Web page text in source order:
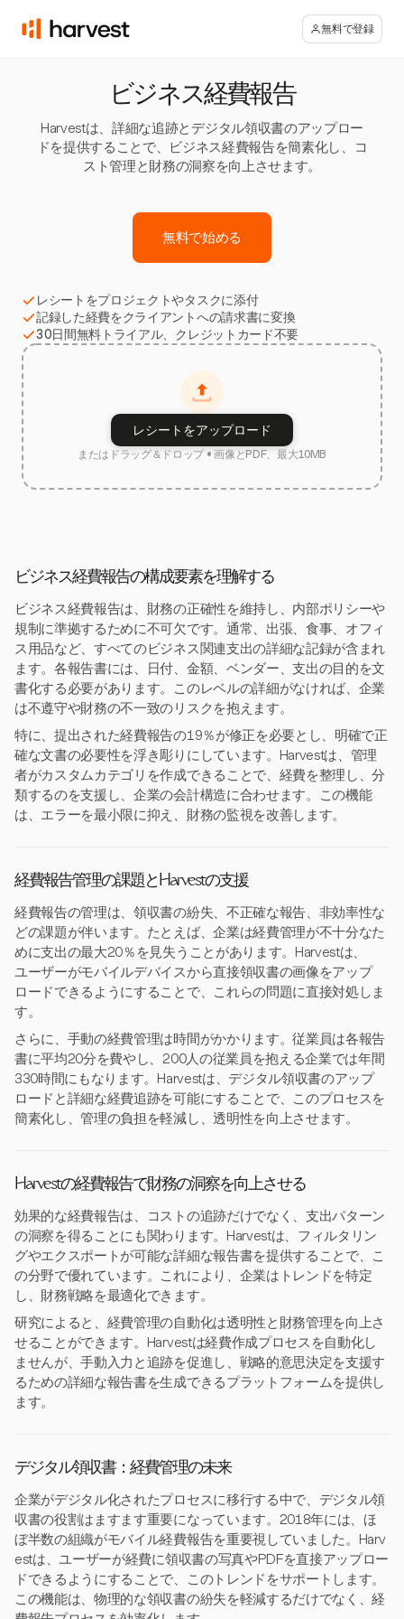
無料で登録
ビジネス経費報告
Harvestは、詳細な追跡とデジタル領収書のアップロー
ドを提供することで、ビジネス経費報告を簡素化し、コ
スト管理と財務の洞察を向上させます。
無料で始める
レシートをプロジェクトやタスクに添付
記録した経費をクライアントへの請求書に変換
30日間無料トライアル、クレジットカード不要
レシートをアップロード
またはドラッグ＆ドロップ • 画像とPDF、最大10MB
ビジネス経費報告の構成要素を理解する
ビジネス経費報告は、財務の正確性を維持し、内部ポリシーや
規制に準拠するために不可欠です。通常、出張、食事、オフィ
ス用品など、すべてのビジネス関連支出の詳細な記録が含まれ
ます。各報告書には、日付、金額、ベンダー、支出の目的を文
書化する必要があります。このレベルの詳細がなければ、企業
は不遵守や財務の不一致のリスクを抱えます。
特に、提出された経費報告の19％が修正を必要とし、明確で正
確な文書の必要性を浮き彫りにしています。Harvestは、管理
者がカスタムカテゴリを作成できることで、経費を整理し、分
類するのを支援し、企業の会計構造に合わせます。この機能
は、エラーを最小限に抑え、財務の監視を改善します。
経費報告管理の課題とHarvestの支援
経費報告の管理は、領収書の紛失、不正確な報告、非効率性な
どの課題が伴います。たとえば、企業は経費管理が不十分なた
めに支出の最大20％を見失うことがあります。Harvestは、
ユーザーがモバイルデバイスから直接領収書の画像をアップ
ロードできるようにすることで、これらの問題に直接対処しま
す。
さらに、手動の経費管理は時間がかかります。従業員は各報告
書に平均20分を費やし、200人の従業員を抱える企業では年間
330時間にもなります。Harvestは、デジタル領収書のアップ
ロードと詳細な経費追跡を可能にすることで、このプロセスを
簡素化し、管理の負担を軽減し、透明性を向上させます。
Harvestの経費報告で財務の洞察を向上させる
効果的な経費報告は、コストの追跡だけでなく、支出パターン
の洞察を得ることにも関わります。Harvestは、フィルタリン
グやエクスポートが可能な詳細な報告書を提供することで、こ
の分野で優れています。これにより、企業はトレンドを特定
し、財務戦略を最適化できます。
研究によると、経費管理の自動化は透明性と財務管理を向上さ
せることができます。Harvestは経費作成プロセスを自動化し
ませんが、手動入力と追跡を促進し、戦略的意思決定を支援す
るための詳細な報告書を生成できるプラットフォームを提供し
ます。
デジタル領収書：経費管理の未来
企業がデジタル化されたプロセスに移行する中で、デジタル領
収書の役割はますます重要になっています。2018年には、ほ
ぼ半数の組織がモバイル経費報告を重要視していました。Harv
estは、ユーザーが経費に領収書の写真やPDFを直接アップロー
ドできるようにすることで、このトレンドをサポートします。
この機能は、物理的な領収書の紛失を軽減するだけでなく、経